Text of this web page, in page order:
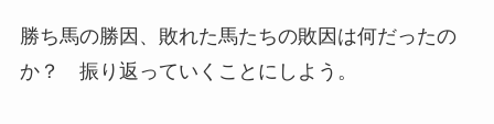
勝ち馬の勝因、敗れた馬たちの敗因は何だったの
か？ 振り返っていくことにしよう。